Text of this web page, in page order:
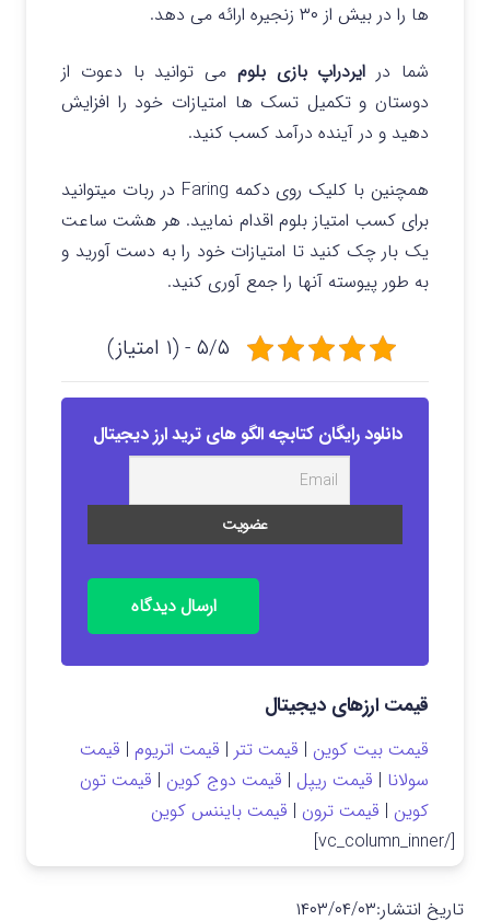
ها را در بیش از ۳۰ زنجیره ارائه می دهد.
شما در ایردراپ بازی بلوم می توانید با دعوت از
دوستان و تکمیل تسک ها امتیازات خود را افزایش
دهید و در آینده درآمد کسب کنید.
همچنین با کلیک روی دکمه Faring در ربات میتوانید
برای کسب امتیاز بلوم اقدام نمایید. هر هشت ساعت
یک بار چک کنید تا امتیازات خود را به دست آورید و
به طور پیوسته آنها را جمع آوری کنید.
۵/۵ - (۱ امتیاز)
دانلود رایگان کتابچه الگو های ترید ارز دیجیتال
ارسال دیدگاه
قیمت ارزهای دیجیتال
قیمت بیت کوین | قیمت تتر | قیمت اتریوم | قیمت
سولانا | قیمت ریپل | قیمت دوج کوین | قیمت تون
کوین | قیمت ترون | قیمت بایننس کوین
[/vc_column_inner]
تاریخ انتشار:۱۴۰۳/۰۴/۰۳